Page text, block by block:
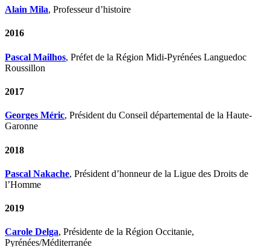
Alain Mila, Professeur d’histoire
2016
Pascal Mailhos, Préfet de la Région Midi-Pyrénées Languedoc
Roussillon
2017
Georges Méric, Président du Conseil départemental de la Haute-
Garonne
2018
Pascal Nakache, Président d’honneur de la Ligue des Droits de
l’Homme
2019
Carole Delga, Présidente de la Région Occitanie,
Pyrénées/Méditerranée